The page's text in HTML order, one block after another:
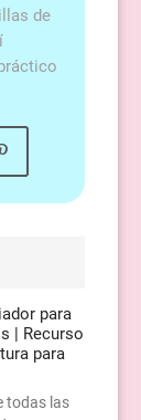
de
para
| Recurso
para
todas las